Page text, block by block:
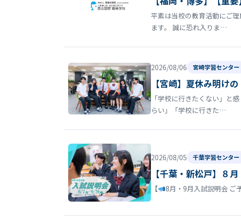
平素は当校の教育活動にご
ます。 誠に恐れ入りま…
2026/08/06 宮崎学習センター
【宮崎】夏休み明け
「学校に行きたくない」と
らい」「学校に行きた…
2026/08/05 千葉学習センター
【千葉・新松戸】８
【 8月・9月入試説明会 ご